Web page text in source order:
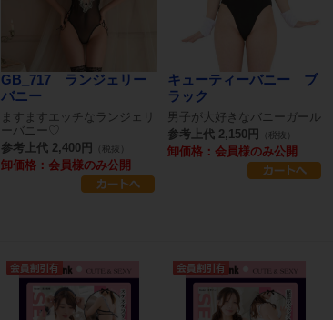
GB_717 ランジェリー
バニー
ますますエッチなランジェリ
ーバニー♡
参考上代 2,400円
（税抜）
卸価格：会員様のみ公開
キューティーバニー ブ
ラック
男子が大好きなバニーガール
参考上代 2,150円
（税抜）
卸価格：会員様のみ公開